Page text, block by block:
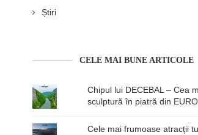
Știri
CELE MAI BUNE ARTICOLE
Chipul lui DECEBAL – Cea
sculptură în piatră din
Cele mai frumoase atracții